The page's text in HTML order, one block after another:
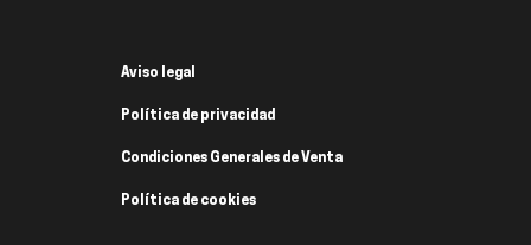
Aviso legal
Política de privacidad
Condiciones Generales de Venta
Política de cookies